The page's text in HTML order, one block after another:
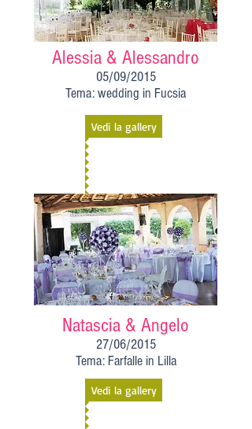
Alessia & Alessandro
05/09/2015
Tema: wedding in Fucsia
Vedi la gallery
Natascia & Angelo
27/06/2015
Tema: Farfalle in Lilla
Vedi la gallery